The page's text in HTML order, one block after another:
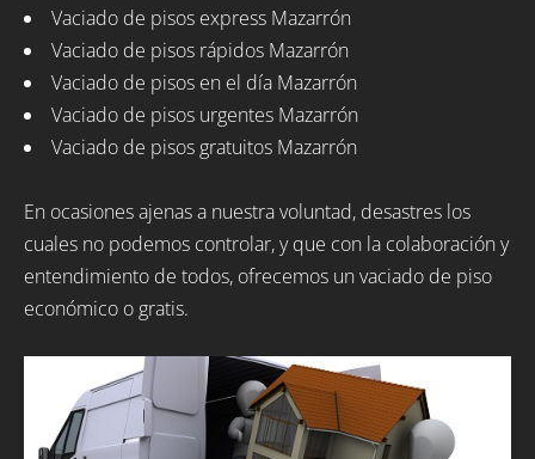
Vaciado de pisos express Mazarrón
Vaciado de pisos rápidos Mazarrón
Vaciado de pisos en el día Mazarrón
Vaciado de pisos urgentes Mazarrón
Vaciado de pisos gratuitos Mazarrón
En ocasiones ajenas a nuestra voluntad, desastres los
cuales no podemos controlar, y que con la colaboración y
entendimiento de todos, ofrecemos un vaciado de piso
económico o gratis.